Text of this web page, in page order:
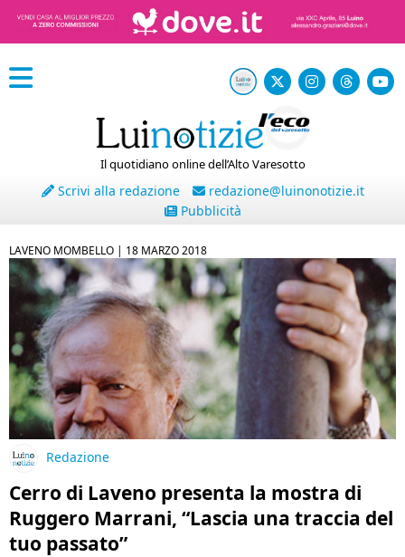
Il quotidiano online dell’Alto Varesotto
Scrivi alla redazione
redazione@luinonotizie.it
Pubblicità
LAVENO MOMBELLO | 18 MARZO 2018
Redazione
Cerro di Laveno presenta la mostra di
Ruggero Marrani, “Lascia una traccia del
tuo passato”